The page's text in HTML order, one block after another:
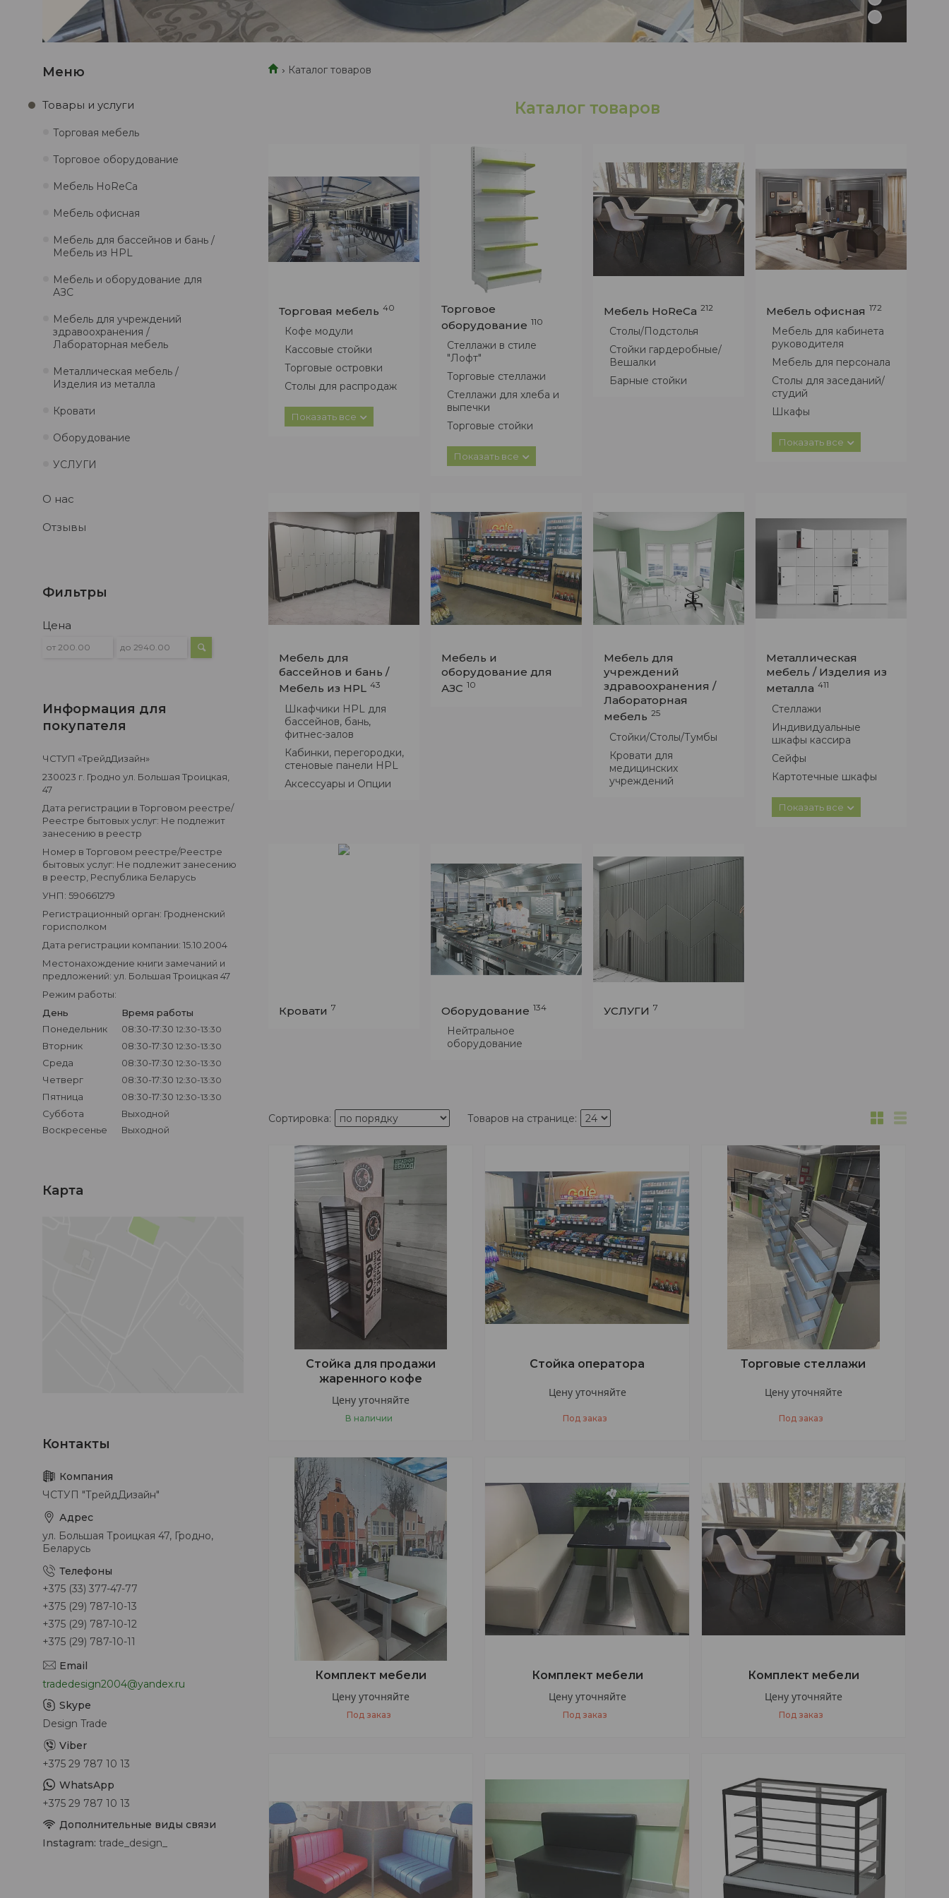
Каталог товаров
Каталог товаров
Торговая мебель 40
Кофе модули
Кассовые стойки
Торговые островки
Столы для распродаж
Стойки ресепшн
Прилавки
Показать все
Торговое
оборудование 110
Стеллажи в стиле
"Лофт"
Торговые стеллажи
Стеллажи для хлеба и
выпечки
Торговые стойки
Сетчатые стеллажи
Стеллажи для овощей
Сигаретные шкафы
Стол для распродаж
Стойки
Показать все
Мебель HoReCa 212
Столы/Подстолья
Стойки гардеробные/
Вешалки
Барные стойки
Мебель офисная 172
Мебель для кабинета
руководителя
Мебель для персонала
Столы для заседаний/
студий
Шкафы
Столы журнальные
Тумбы
Показать все
Мебель для
бассейнов и бань /
Мебель из HPL 43
Шкафчики HPL для
бассейнов, бань,
фитнес-залов
Кабинки, перегородки,
стеновые панели HPL
Аксессуары и Опции
Мебель и
оборудование для
АЗС 10
Мебель для
учреждений
здравоохранения /
Лабораторная
мебель 25
Стойки/Столы/Тумбы
Кровати для
медицинских
учреждений
Металлическая
мебель / Изделия из
металла 411
Стеллажи
Индивидуальные
шкафы кассира
Сейфы
Картотечные шкафы
Мобильные тумбы
Шкафы металлические
Показать все
Кровати 7 Оборудование 134
Нейтральное
оборудование
УСЛУГИ 7
Стойка для продажи
жаренного кофе
Цену уточняйте
В наличии
+375 (33) 377-47-77
Стойка оператора
Цену уточняйте
Под заказ
Торговые стеллажи
Цену уточняйте
Под заказ
Комплект мебели
Цену уточняйте
Под заказ
Комплект мебели
Цену уточняйте
Под заказ
Комплект мебели
Цену уточняйте
Под заказ
Товары и услуги
Торговая мебель
Торговое оборудование
Мебель HoReCa
Мебель офисная
Мебель для бассейнов и бань /
Мебель из HPL
Мебель и оборудование для
АЗС
Мебель для учреждений
здравоохранения /
Лабораторная мебель
Металлическая мебель /
Изделия из металла
Кровати
Оборудование
УСЛУГИ
О нас
Отзывы
Фильтры
Цена
Информация для
покупателя
ЧСТУП «ТрейдДизайн»
230023 г. Гродно ул. Большая Троицкая,
47
Дата регистрации в Торговом реестре/
Реестре бытовых услуг: Не подлежит
занесению в реестр
Номер в Торговом реестре/Реестре
бытовых услуг: Не подлежит занесению
в реестр, Республика Беларусь
УНП: 590661279
Регистрационный орган: Гродненский
горисполком
Дата регистрации компании: 15.10.2004
Местонахождение книги замечаний и
предложений: ул. Большая Троицкая 47
Режим работы:
День
Время работы
Понедельник
08:30-17:30 12:30-13:30
Вторник 08:30-17:30 12:30-13:30
Среда 08:30-17:30 12:30-13:30
Четверг 08:30-17:30 12:30-13:30
Пятница 08:30-17:30 12:30-13:30
Суббота
Выходной
Воскресенье
Выходной
Карта
ЧСТУП "ТрейдДизайн"
ул. Большая Троицкая 47, Гродно,
Беларусь
+375 (33) 377-47-77
+375 (29) 787-10-13
+375 (29) 787-10-12
+375 (29) 787-10-11
tradedesign2004@yandex.ru
Design Trade
+375 29 787 10 13
+375 29 787 10 13
Instagram trade_design_